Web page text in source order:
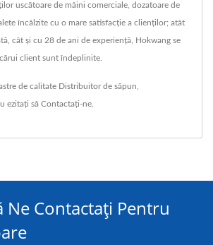
uscătoare de mâini comerciale, dozatoare de
încălzite cu o mare satisfacție a clienților; atât
cât și cu 28 de ani de experiență, Hokwang se
client sunt îndeplinite.
de calitate Distribuitor de săpun,
ezitați să Contactați-ne.
Ne Contactați Pentru